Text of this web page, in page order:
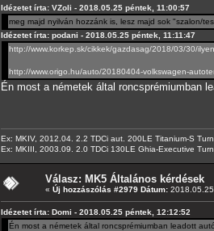
Idézetet írta: VZoli - 2018.05.25 péntek, 11:00:57
meg majd nyilván hozzánk is, lesz majd sok "szalon/
Idézetet írta: podani - 2018.05.25 péntek, 11:11:47
http://www.korkep.sk/cikkek/gazdasag/2018/03/30/
http://www.origo.hu/auto/20180404-volkswagen-
Én most a németek által roncsprémiumban
Ex: MKIV, 2012.04. 2.2 TDCi aut. 200LE Titanium-S
Ex: MKIII, 2003.09. 2.0 TDCi 130LE Ghia-Executive
Válasz: MK5 Általános kérdések
« Új hozzászólás #2979 Dátum:
Idézetet írta: Domi - 2018.05.25 péntek, 12:12:52
Én most a németek által roncsprémiumban leadott